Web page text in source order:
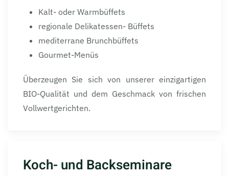
Kalt- oder Warmbüffets
regionale Delikatessen- Büffets
mediterrane Brunchbüffets
Gourmet-Menüs
Überzeugen Sie sich von unserer einzigartigen
BIO-Qualität und dem Geschmack von frischen
Vollwertgerichten.
Koch- und Backseminare